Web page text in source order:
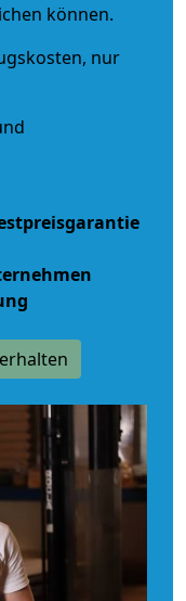
können.
nur